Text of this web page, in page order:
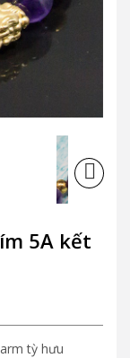
5A kết
tỳ hưu